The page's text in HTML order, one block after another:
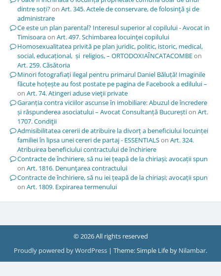
dintre soți?on Art. 345. Actele de conservare, de folosinţă şi de
administrare
Ce este un plan parental? Interesul superior al copilului - Avocat in
Timisoaraon Art. 497. Schimbarea locuinţei copilului
Homosexualitatea privită pe plan juridic, politic, istoric, medical,
social, educațional, și religios, – ORTODOXIAÎNCATACOMBEon
Art. 259. Căsătoria
Minori fotografiați ilegal pentru primarul Daniel Băluță! Imaginile
făcute hoțește au fost postate pe pagina de Facebook a edilului –
on Art. 74. Atingeri aduse vieţii private
Garanția contra viciilor ascunse în imobiliare: Abuzul de încredere
și răspunderea asociatului – Avocat Consultanță Bucureștion Art.
1707. Condiţii
Admisibilitatea cererii de atribuire la divorț a beneficiului locuinței
familiei în lipsa unei cereri de partaj - ESSENTIALSon Art. 324.
Atribuirea beneficiului contractului de închiriere
Contracte de închiriere, să nu iei țeapă de la chiriași; avocații spun
on Art. 1816. Denunţarea contractului
Contracte de închiriere, să nu iei țeapă de la chiriași; avocații spun
on Art. 1809. Expirarea termenului
© 2026 All rights reserved
Proudly powered by WordPress | Theme: Simple Life by Nilambar.